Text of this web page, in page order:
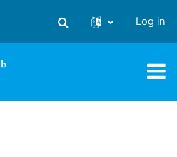
Toggle search input
Log in